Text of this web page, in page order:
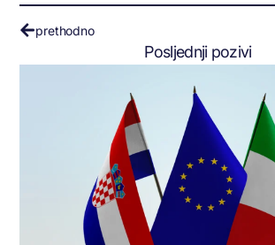
prethodno
Posljednji pozivi